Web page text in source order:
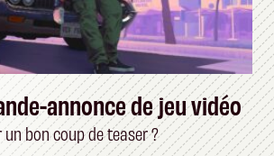
annonce de jeu vidéo
bon coup de teaser ?